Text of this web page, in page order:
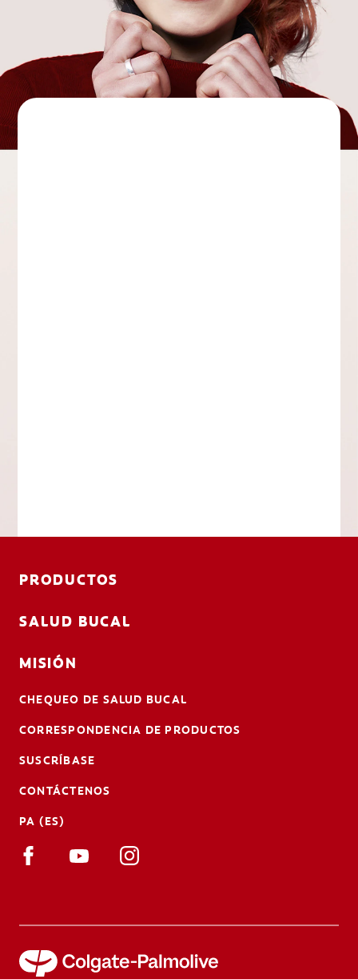
PRODUCTOS
SALUD BUCAL
MISIÓN
CHEQUEO DE SALUD BUCAL
CORRESPONDENCIA DE PRODUCTOS
SUSCRÍBASE
CONTÁCTENOS
PA (ES)